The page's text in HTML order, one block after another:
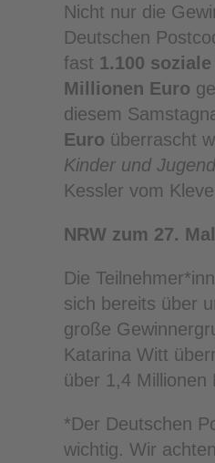
Nicht nur die
Deutschen
fast 1.100
Millionen Euro
diesem
Euro überrascht
Kinder und
Kessler vom
NRW zum 27.
Die
sich bereits über
große
Katarina Witt
über 1,4 Millionen
*Der Deutschen
wichtig. Wir